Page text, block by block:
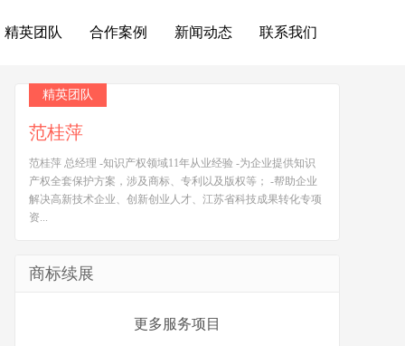
精英团队 合作案例 新闻动态 联系我们
精英团队
范桂萍
范桂萍 总经理 -知识产权领域11年从业经验 -为企业提供知识
产权全套保护方案，涉及商标、专利以及版权等； -帮助企业
解决高新技术企业、创新创业人才、江苏省科技成果转化专项
资...
商标续展
更多服务项目